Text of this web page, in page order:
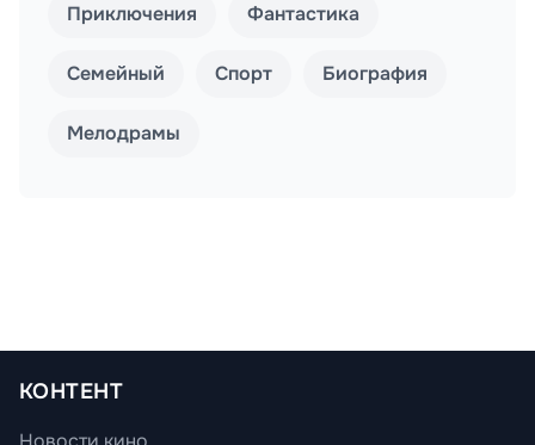
Приключения Фантастика
Семейный Спорт Биография
Мелодрамы
КОНТЕНТ